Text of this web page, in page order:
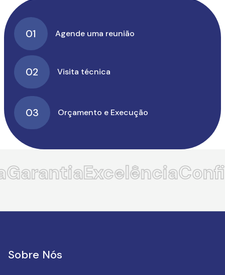
01 Agende uma reunião
02 Visita técnica
03 Orçamento e Execução
Excelência
Sobre Nós